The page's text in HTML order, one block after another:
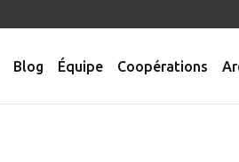
Blog Équipe Coopérations